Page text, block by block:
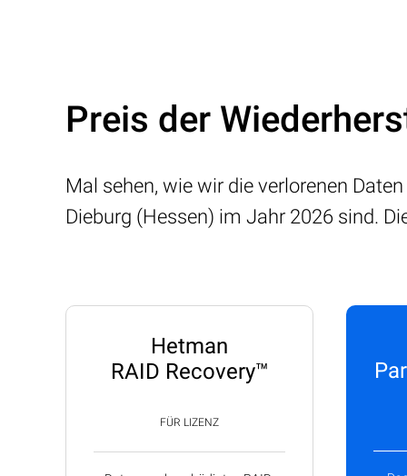
Preis der
Mal sehen, wie wir die verlorenen
Dieburg (Hessen) im Jahr 2026 sind.
Hetman
RAID Recovery™
FÜR LIZENZ